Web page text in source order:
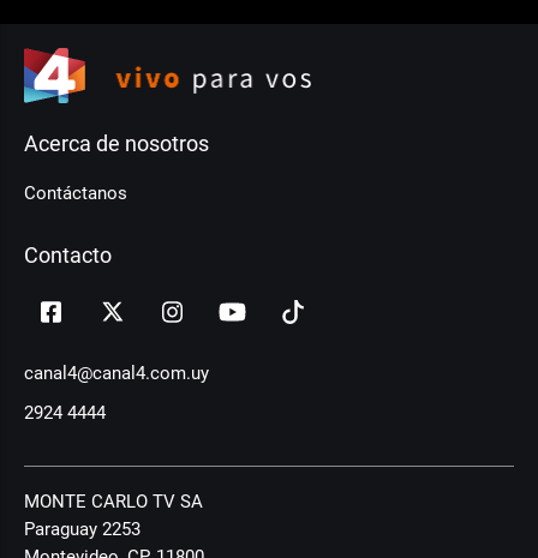
Acerca de nosotros
Contáctanos
Contacto
canal4@canal4.com.uy
2924 4444
MONTE CARLO TV SA
Paraguay 2253